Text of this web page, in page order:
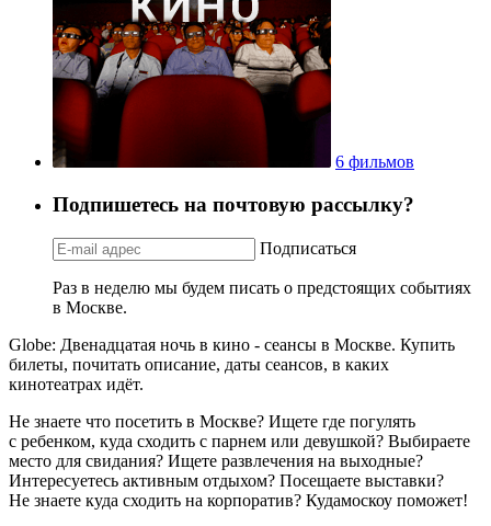
6 фильмов
Подпишетесь на почтовую рассылку?
Подписаться
Раз в неделю мы будем писать о предстоящих событиях
в Москве.
Globe: Двенадцатая ночь в кино - сеансы в Москве. Купить
билеты, почитать описание, даты сеансов, в каких
кинотеатрах идёт.
Не знаете что посетить в Москве? Ищете где погулять
с ребенком, куда сходить с парнем или девушкой? Выбираете
место для свидания? Ищете развлечения на выходные?
Интересуетесь активным отдыхом? Посещаете выставки?
Не знаете куда сходить на корпоратив? Кудамоскоу поможет!